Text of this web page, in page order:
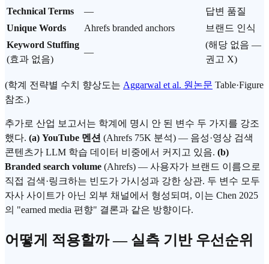
Technical Terms —
답변 품질
Unique Words
Ahrefs branded anchors
브랜드 인식
Keyword Stuffing
(효과 없음)
—
(해당 없음 —
권고 X)
(학계 전략별 수치 향상도는 Aggarwal et al. 원논문 Table·Figure
참조.)
추가로 산업 보고서는 학계에 명시 안 된 변수 두 가지를 강조
했다. (a) YouTube 멘션 (Ahrefs 75K 분석) — 음성·영상 검색
콘텐츠가 LLM 학습 데이터 비중에서 커지고 있음. (b)
Branded search volume (Ahrefs) — 사용자가 브랜드 이름으로
직접 검색·링크하는 빈도가 가시성과 강한 상관. 두 변수 모두
자사 사이트가 아닌 외부 채널에서 형성되며, 이는 Chen 2025
의 "earned media 편향" 결론과 같은 방향이다.
어떻게 적용할까 — 실측 기반 우선순위